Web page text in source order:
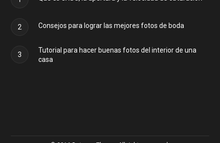
2 Consejos para lograr las mejores fotos de boda
3
Tutorial para hacer buenas fotos del interior de una
casa